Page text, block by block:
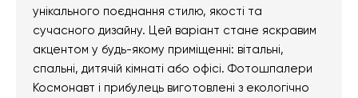
унікального поєднання стилю, якості та
сучасного дизайну. Цей варіант стане яскравим
акцентом у будь-якому приміщенні: вітальні,
спальні, дитячій кімнаті або офісі. Фотошпалери
Космонавт і прибулець виготовлені з екологічно